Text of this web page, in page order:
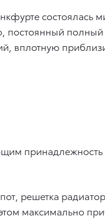
состоялась
постоянный
вплотную
решетка
максимально